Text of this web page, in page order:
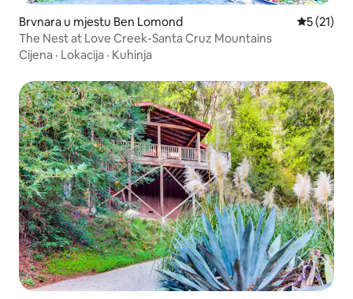
Brvnara u mjestu Ben Lomond prosječna
5 (21)
The Nest at Love Creek-Santa Cruz Mountains
Cijena · Lokacija · Kuhinja